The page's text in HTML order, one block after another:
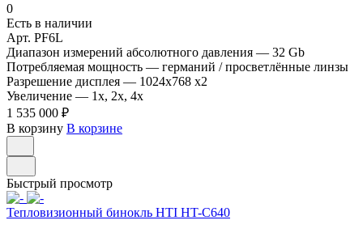
0
Есть в наличии
Арт. PF6L
Диапазон измерений абсолютного давления — 32 Gb
Потребляемая мощность — германий / просветлённые линзы
Разрешение дисплея — 1024x768 x2
Увеличение — 1x, 2x, 4x
1 535 000 ₽
В корзину В корзине
Быстрый просмотр
Тепловизионный бинокль HTI HT-C640